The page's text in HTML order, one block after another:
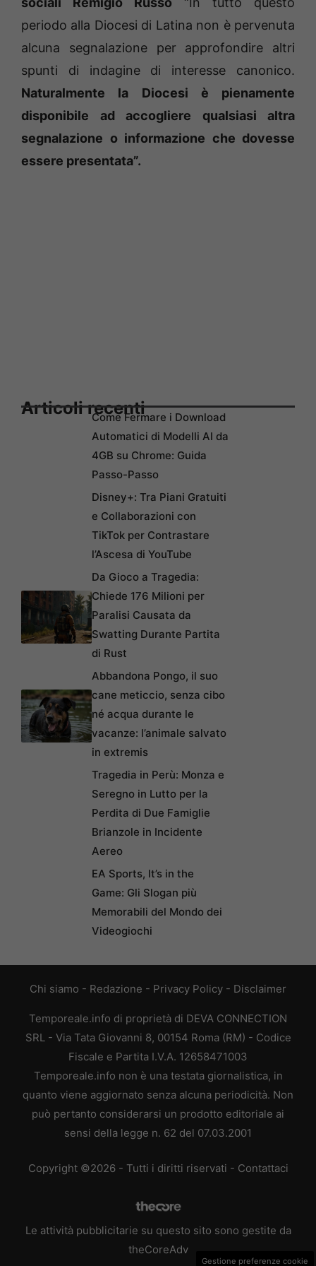
periodo alla Diocesi di Latina non è pervenuta
alcuna segnalazione per approfondire altri
spunti di indagine di interesse canonico.
Naturalmente la Diocesi è pienamente
disponibile ad accogliere qualsiasi altra
segnalazione o informazione che dovesse
essere presentata”.
Articoli recentiCome Fermare i Download
Automatici di Modelli AI da
4GB su Chrome: Guida
Passo-Passo
Disney+: Tra Piani Gratuiti
e Collaborazioni con
TikTok per Contrastare
l’Ascesa di YouTube
Da Gioco a Tragedia:
Chiede 176 Milioni per
Paralisi Causata da
Swatting Durante Partita
di Rust
Abbandona Pongo, il suo
cane meticcio, senza cibo
né acqua durante le
vacanze: l’animale salvato
in extremis
Tragedia in Perù: Monza e
Seregno in Lutto per la
Perdita di Due Famiglie
Brianzole in Incidente
Aereo
EA Sports, It’s in the
Game: Gli Slogan più
Memorabili del Mondo dei
Videogiochi
Chi siamo - Redazione - Privacy Policy - Disclaimer
Temporeale.info di proprietà di DEVA CONNECTION
SRL - Via Tata Giovanni 8, 00154 Roma (RM) - Codice
Fiscale e Partita I.V.A. 12658471003
Temporeale.info non è una testata giornalistica, in
quanto viene aggiornato senza alcuna periodicità. Non
può pertanto considerarsi un prodotto editoriale ai
sensi della legge n. 62 del 07.03.2001
Copyright ©2026 - Tutti i diritti riservati - Contattaci
Le attività pubblicitarie su questo sito sono gestite da
theCoreAdv
Gestione preferenze cookie